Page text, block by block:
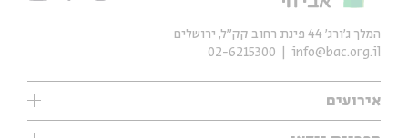
אירועים
עיון
המלך ג'ורג' 44 פינת רחוב קק״ל, ירושלים
info@bac.org.il
02-6215300